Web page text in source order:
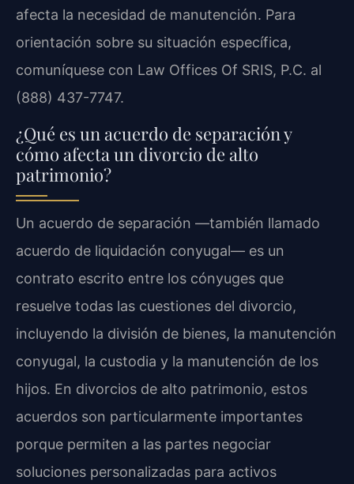
afecta la necesidad de manutención. Para
orientación sobre su situación específica,
comuníquese con Law Offices Of SRIS, P.C. al
(888) 437-7747.
¿Qué es un acuerdo de separación y
cómo afecta un divorcio de alto
patrimonio?
Un acuerdo de separación —también llamado
acuerdo de liquidación conyugal— es un
contrato escrito entre los cónyuges que
resuelve todas las cuestiones del divorcio,
incluyendo la división de bienes, la manutención
conyugal, la custodia y la manutención de los
hijos. En divorcios de alto patrimonio, estos
acuerdos son particularmente importantes
porque permiten a las partes negociar
soluciones personalizadas para activos